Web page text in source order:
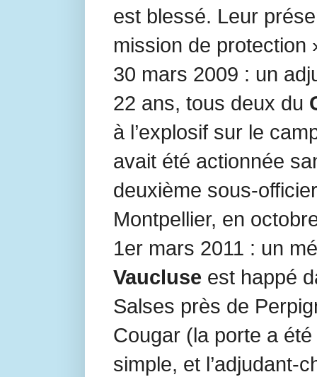
est blessé. Leur
mission de protection
30 mars 2009 : un
22 ans, tous deux du
à l’explosif sur le
avait été actionnée
deuxième sous-
Montpellier, en
1er mars 2011 : un
Vaucluse est happé
Salses près de
Cougar (la porte a
simple, et l’adjudant-